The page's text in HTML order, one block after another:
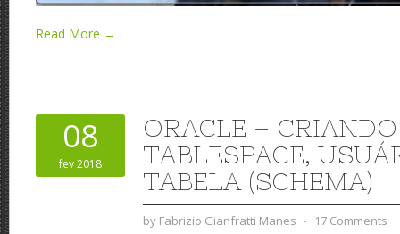
Read More →
08
fev 2018
ORACLE – CRIANDO
TABLESPACE,
TABELA (SCHEMA)
by Fabrizio Gianfratti Manes ⋅ 17 Comments